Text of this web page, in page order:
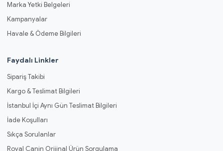
Marka Yetki Belgeleri
Kampanyalar
Havale & Ödeme Bilgileri
Faydalı Linkler
Sipariş Takibi
Kargo & Teslimat Bilgileri
İstanbul İçi Aynı Gün Teslimat Bilgileri
İade Koşulları
Sıkça Sorulanlar
Royal Canin Orijinal Ürün Sorgulama